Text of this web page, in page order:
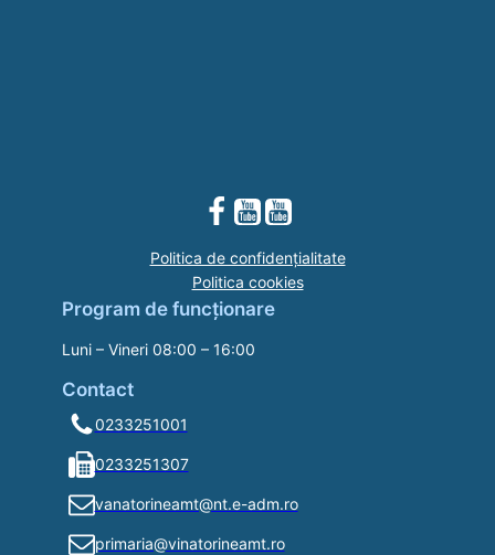
Politica de confidențialitate
Politica cookies
Program de funcționare
Luni – Vineri 08:00 – 16:00
Contact
0233251001
0233251307
vanatorineamt@nt.e-adm.ro
primaria@vinatorineamt.ro